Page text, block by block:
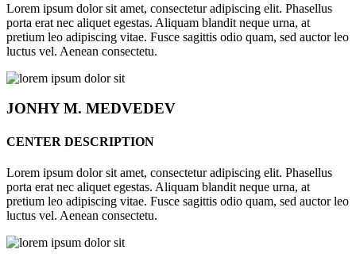
Lorem ipsum dolor sit amet, consectetur adipiscing elit. Phasellus
porta erat nec aliquet egestas. Aliquam blandit neque urna, at
pretium leo adipiscing vitae. Fusce sagittis odio quam, sed auctor leo
luctus vel. Aenean consectetu.
JONHYM. MEDVEDEV
CENTER DESCRIPTION
Lorem ipsum dolor sit amet, consectetur adipiscing elit. Phasellus
porta erat nec aliquet egestas. Aliquam blandit neque urna, at
pretium leo adipiscing vitae. Fusce sagittis odio quam, sed auctor leo
luctus vel. Aenean consectetu.